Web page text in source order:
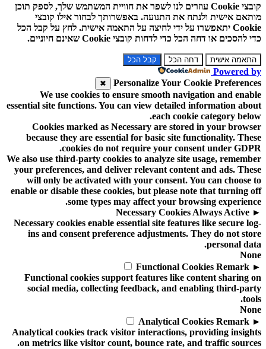
קובצי Cookie עוזרים לנו לשפר את חוויית המשתמש שלך, לספק תוכן
מותאם אישית ולנתח את התנועה. באפשרותך לבחור אילו קובצי
Cookie יתאפשרו על ידי לחיצה על התאמה אישית. לחץ על קבל הכל
כדי להסכים או דחה הכל כדי לדחות קובצי Cookie שאינם חיוניים.
התאמה אישית דחה הכל קבל הכל
Powered by
Personalize Your Cookie Preferences
✖
We use cookies to ensure smooth navigation and enable
essential site functions. You can view detailed information about
each cookie category below.
Cookies marked as Necessary are stored in your browser
because they are essential for basic site functionality. These
cookies do not require your consent under GDPR.
We also use third-party cookies to analyze site usage, remember
your preferences, and deliver relevant content and ads. These
will only be activated with your consent. You can choose to
enable or disable these cookies, but please note that turning off
some types may affect your browsing experience.
►
Necessary Cookies Always Active
Necessary cookies enable essential site features like secure log-
ins and consent preference adjustments. They do not store
personal data.
None
►
Functional Cookies Remark
Functional cookies support features like content sharing on
social media, collecting feedback, and enabling third-party
tools.
None
►
Analytical Cookies Remark
Analytical cookies track visitor interactions, providing insights
on metrics like visitor count, bounce rate, and traffic sources.